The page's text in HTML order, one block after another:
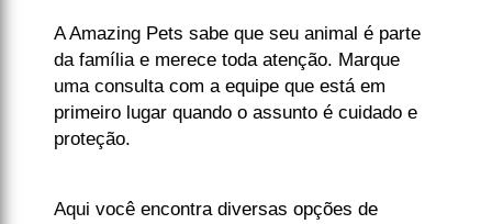
A Amazing Pets sabe que seu animal é parte
da família e merece toda atenção. Marque
uma consulta com a equipe que está em
primeiro lugar quando o assunto é cuidado e
proteção.
Aqui você encontra diversas opções de